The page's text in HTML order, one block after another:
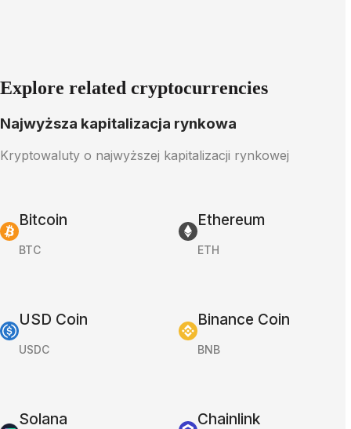
Explore related cryptocurrencies
Najwyższa kapitalizacja rynkowa
Kryptowaluty o najwyższej kapitalizacji rynkowej
Bitcoin
BTC
Ethereum
ETH
USD Coin
USDC
Binance Coin
BNB
Solana Chainlink